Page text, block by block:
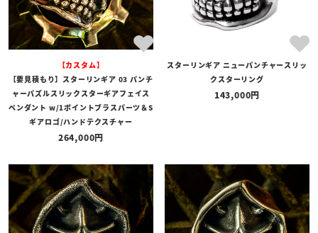
【カスタム】
【要見積もり】スターリンギア 03 パンチ
ャーパズルスリックスターギアフェイス
ペンダント w/1ポイントブラスパーツ＆S
ギアロゴ/ハンドテクスチャー
264,000
スターリンギア ニューパンチャースリッ
クスターリング
143,000